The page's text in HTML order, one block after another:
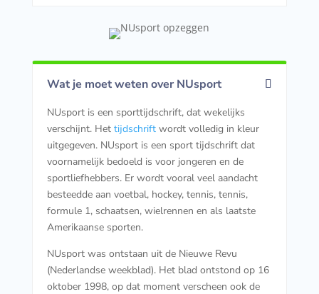
Wat je moet weten over NUsport
NUsport is een sporttijdschrift, dat wekelijks
verschijnt. Het tijdschriftwordt volledig in kleur
uitgegeven. NUsport is een sport tijdschrift dat
voornamelijk bedoeld is voor jongeren en de
sportliefhebbers. Er wordt vooral veel aandacht
besteedde aan voetbal, hockey, tennis, tennis,
formule 1, schaatsen, wielrennen en als laatste
Amerikaanse sporten.
NUsport was ontstaan uit de Nieuwe Revu
(Nederlandse weekblad). Het blad ontstond op 16
oktober 1998, op dat moment verscheen ook de